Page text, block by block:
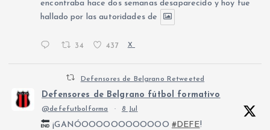
encontraba hace dos semanas desaparecido y hoy fue
hallado por las autoridades de
34 437 X
Defensores de Belgrano Retweeted
Defensores de Belgrano fútbol formativo
@defefutbolforma · 8 Jul
¡GANÓOOOOOOOOOOOO #DEFE!